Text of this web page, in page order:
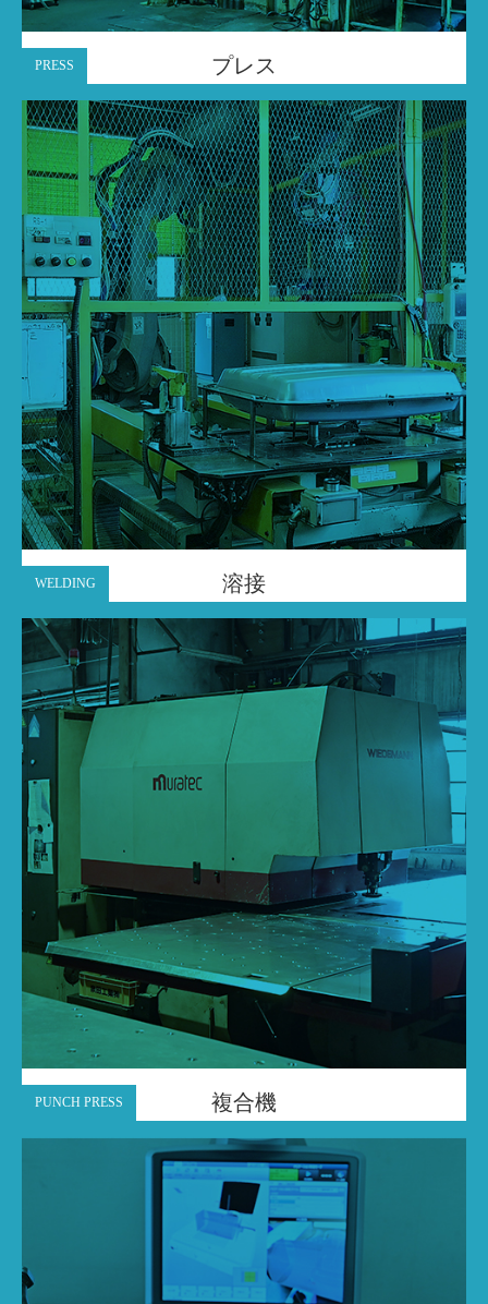
プレス
PRESS
溶接
WELDING
複合機
PUNCH PRESS